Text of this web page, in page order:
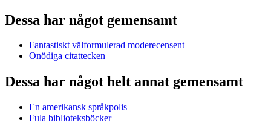
Dessa har något gemensamt
Fantastiskt välformulerad moderecensent
Onödiga citattecken
Dessa har något helt annat gemensamt
En amerikansk språkpolis
Fula biblioteksböcker